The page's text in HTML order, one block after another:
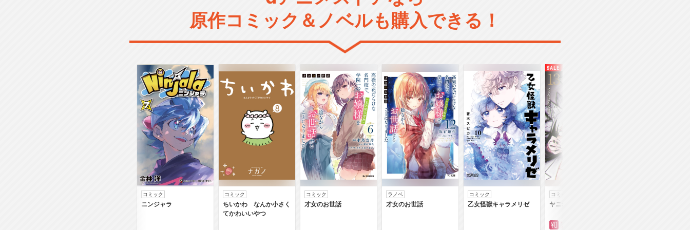
原作コミック＆ノベルも購入できる！
コミック
ニンジャラ
コミック
ちいかわ なんか小さく
てかわいいやつ
コミック
才女のお世話
ラノベ
才女のお世話
コミック
乙女怪獣キャラメリゼ
コミック
ヤニねこ